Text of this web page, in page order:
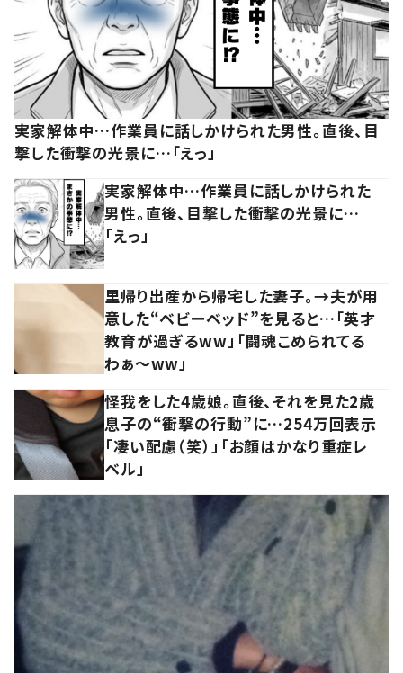
実家解体中…作業員に話しかけられた男性。直後、目
撃した衝撃の光景に…「えっ」
実家解体中…作業員に話しかけられた
男性。直後、目撃した衝撃の光景に…
「えっ」
里帰り出産から帰宅した妻子。→夫が用
意した“ベビーベッド”を見ると…「英才
教育が過ぎるww」「闘魂こめられてる
わぁ～ww」
怪我をした4歳娘。直後、それを見た2歳
息子の“衝撃の行動”に…254万回表示
「凄い配慮（笑）」「お顔はかなり重症レ
ベル」